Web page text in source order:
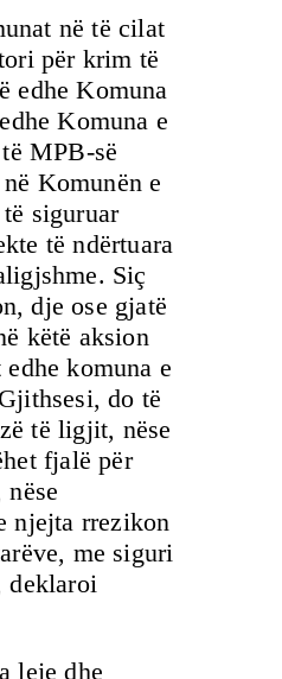
në të cilat
për krim të
edhe Komuna
Komuna e
MPB-së
Komunën e
siguruar
të ndërtuara
Siç
dje ose gjatë
këtë aksion
komuna e
do të
të ligjit, nëse
fjalë për
njejta rrezikon
me siguri
deklaroi
leje dhe